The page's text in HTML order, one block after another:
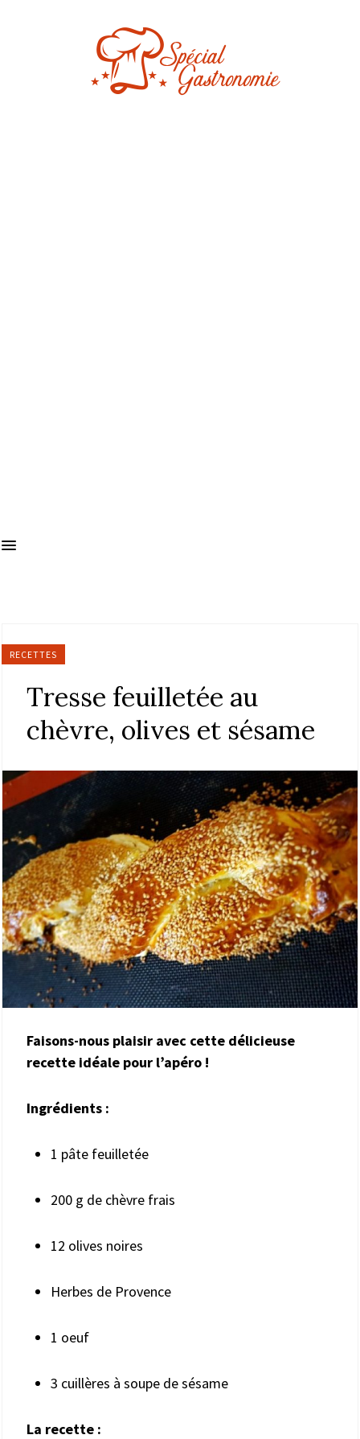
RECETTES
Tresse feuilletée au
chèvre, olives et sésame
Faisons-nous plaisir avec cette délicieuse
recette idéale pour l’apéro !
Ingrédients :
1 pâte feuilletée
200 g de chèvre frais
12 olives noires
Herbes de Provence
1 oeuf
3 cuillères à soupe de sésame
La recette :